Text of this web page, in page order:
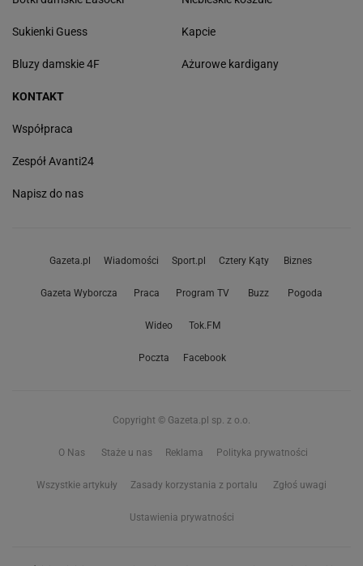
Sukienki Guess
Bluzy damskie 4F
Kapcie
Ażurowe kardigany
KONTAKT
Współpraca
Zespół Avanti24
Napisz do nas
Gazeta.pl Wiadomości Sport.pl Cztery Kąty Biznes
Gazeta Wyborcza Praca Program TV Buzz Pogoda
Wideo Tok.FM
Poczta Facebook
Copyright © Gazeta.pl sp. z o.o.
O Nas Staże u nas Reklama Polityka prywatności
Wszystkie artykuły Zasady korzystania z portalu Zgłoś uwagi
Ustawienia prywatności